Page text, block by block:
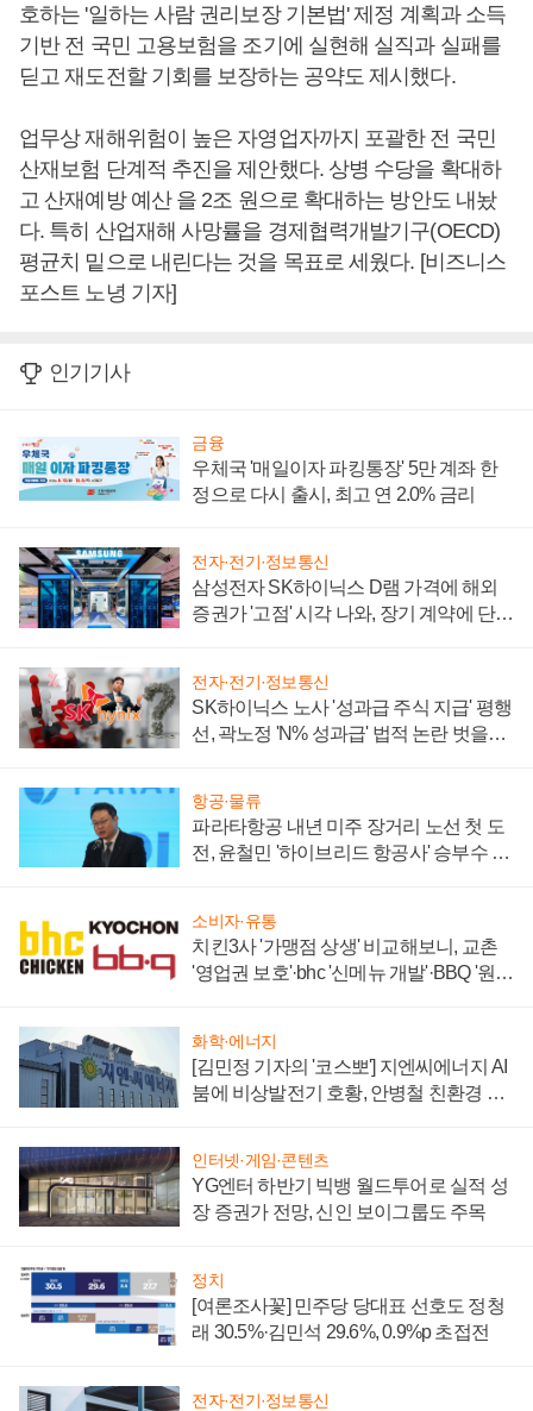
호하는 '일하는 사람 권리보장 기본법' 제정 계획과 소득
기반 전 국민 고용보험을 조기에 실현해 실직과 실패를
딛고 재도전할 기회를 보장하는 공약도 제시했다.
업무상 재해위험이 높은 자영업자까지 포괄한 전 국민
산재보험 단계적 추진을 제안했다. 상병 수당을 확대하
고 산재예방 예산 을 2조 원으로 확대하는 방안도 내놨
다. 특히 산업재해 사망률을 경제협력개발기구(OECD)
평균치 밑으로 내린다는 것을 목표로 세웠다. [비즈니스
포스트 노녕 기자]
인기기사
금융
우체국 '매일이자 파킹통장' 5만 계좌 한
정으로 다시 출시, 최고 연 2.0% 금리
전자·전기·정보통신
삼성전자 SK하이닉스 D램 가격에 해외
증권가 '고점' 시각 나와, 장기 계약에 단점
전자·전기·정보통신
SK하이닉스 노사 '성과급 주식 지급' 평행
선, 곽노정 'N% 성과급' 법적 논란 벗을지
항공·물류
파라타항공 내년 미주 장거리 노선 첫 도
전, 윤철민 '하이브리드 항공사' 승부수 통
소비자·유통
치킨3사 '가맹점 상생' 비교해보니, 교촌
'영업권 보호'·bhc '신메뉴 개발'·BBQ '원가
화학·에너지
[김민정 기자의 '코스뽀'] 지엔씨에너지 AI
붐에 비상발전기 호황, 안병철 친환경 에
인터넷·게임·콘텐츠
YG엔터 하반기 빅뱅 월드투어로 실적 성
장 증권가 전망, 신인 보이그룹도 주목
정치
[여론조사꽃] 민주당 당대표 선호도 정청
래 30.5%·김민석 29.6%, 0.9%p 초접전
전자·전기·정보통신